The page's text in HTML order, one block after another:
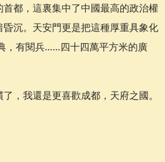
都，這裏集中了中國最高的政治權
沉。天安門更是把這種厚重具象化
，有閱兵……四十四萬平方米的廣
，我還是更喜歡成都，天府之國。